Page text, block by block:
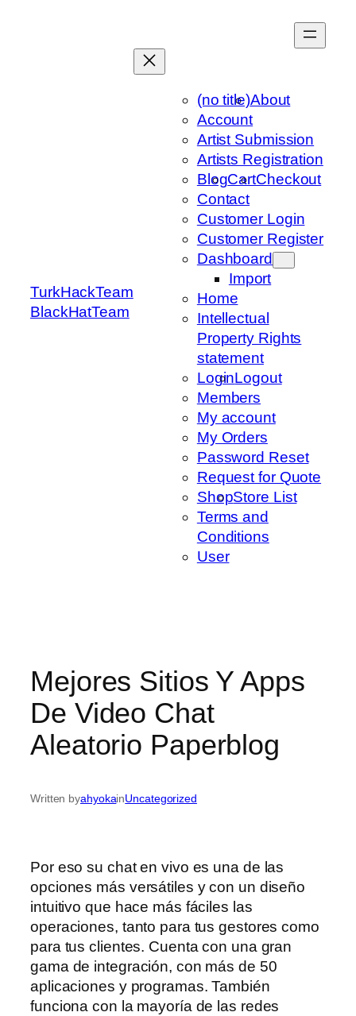
TurkHackTeam
BlackHatTeam
(no title)About
Account
Artist Submission
Artists Registration
BlogCartCheckout
Contact
Customer Login
Customer Register
Dashboard
Import
Home
Intellectual
Property Rights
statement
LoginLogout
Members
My account
My Orders
Password Reset
Request for Quote
ShopStore List
Terms and
Conditions
User
Mejores Sitios Y Apps
De Video Chat
Aleatorio Paperblog
Written byahyokainUncategorized
Por eso su chat en vivo es una de las
opciones más versátiles y con un diseño
intuitivo que hace más fáciles las
operaciones, tanto para tus gestores como
para tus clientes. Cuenta con una gran
gama de integración, con más de 50
aplicaciones y programas. También
funciona con la mayoría de las redes